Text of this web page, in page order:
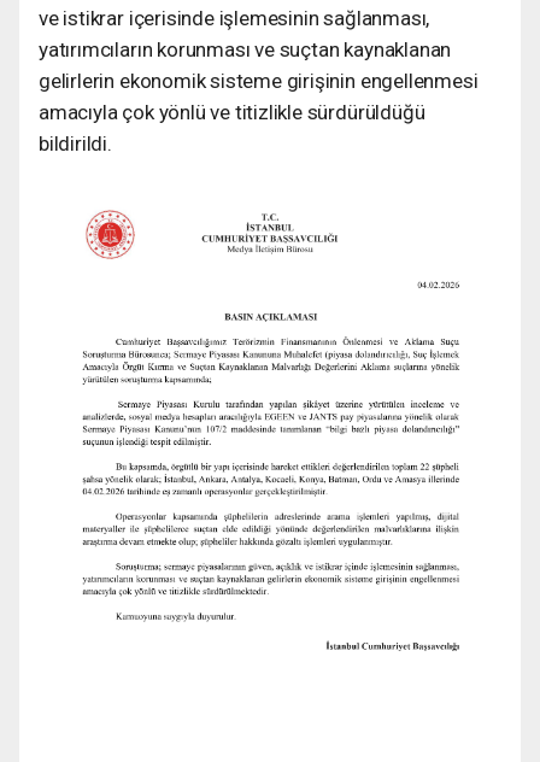
ve istikrar içerisinde işlemesinin sağlanması,
yatırımcıların korunması ve suçtan kaynaklanan
gelirlerin ekonomik sisteme girişinin engellenmesi
amacıyla çok yönlü ve titizlikle sürdürüldüğü
bildirildi.